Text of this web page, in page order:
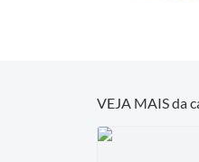
VEJA MAIS da